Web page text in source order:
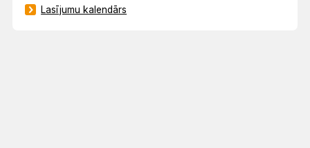
Lasījumu kalendārs